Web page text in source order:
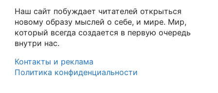
Наш сайт побуждает читателей открыться
новому образу мыслей о себе, и мире. Мир,
который всегда создается в первую очередь
внутри нас.
Контакты и реклама
Политика конфиденциальности